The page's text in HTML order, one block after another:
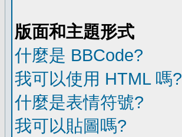
版面和主題形式
什麼是 BBCode?
我可以使用 HTML 嗎?
什麼是表情符號?
我可以貼圖嗎?